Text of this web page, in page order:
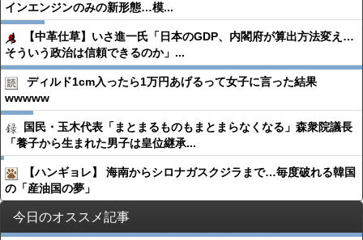
インエンジンのみの新形態…模...
【中革仕草】いさ進一氏「日本のGDP、内閣府が算出方法変え…
そういう政治は信頼できるのか」...
ディルド1cm入ったら1万円あげるって女子に言った結果
wwwww
国民・玉木代表「まとまるものもまとまらなくなる」森衆院議長
「養子から生まれた男子は皇位継承...
【ハンギョレ】 海南からシロナガスクジラまで…毎度破れる韓国
の「産油国の夢」
今日のオススメ記事